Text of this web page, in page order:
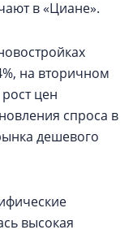
в «Циане».
на вторичном
цен
спроса в
дешевого
высокая